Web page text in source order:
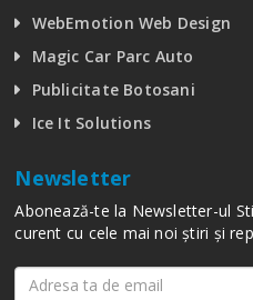
WebEmotion Web Design
Magic Car Parc Auto
Publicitate Botosani
Ice It Solutions
Newsletter
Abonează-te la Newsletter-ul
curent cu cele mai noi știri și